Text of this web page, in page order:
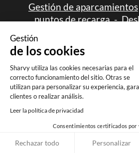
Gestión
de los cookies
Sharvy utiliza las cookies necesarias para el
correcto funcionamiento del sitio. Otras se
utilizan para personalizar su experiencia,
clientes o realizar análisis.
Leer la política de privacidad
Consentimientos certificados por
Rechazar todo Personalizar
Gestión de aparcamientos
puntos de recarga-
Reserva por franjas